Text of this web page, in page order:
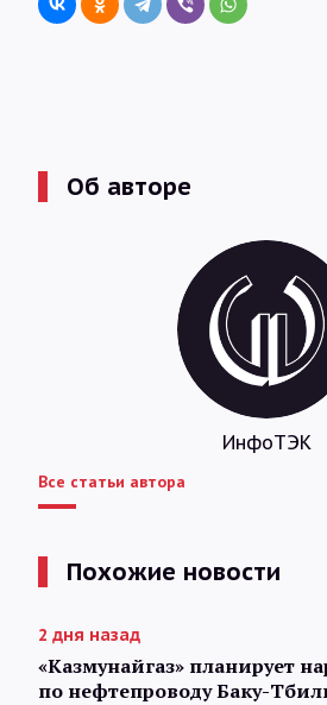
Об авторе
ИнфоТЭК
Все статьи автора
Похожие новости
2 дня назад
«Казмунайгаз» планирует
по нефтепроводу Баку-